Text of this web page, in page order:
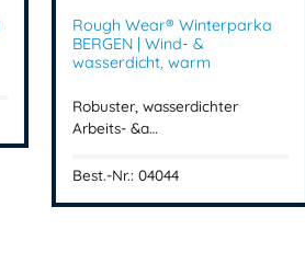
Rough Wear® Winterparka
BERGEN | Wind- &
wasserdicht, warm
Robuster, wasserdichter
Arbeits- &a…
Best.-Nr.: 04044